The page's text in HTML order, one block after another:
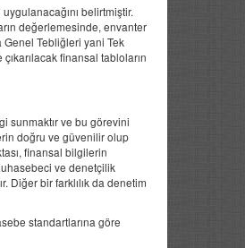
belirtmiştir.
değerlemesinde, envanter
Genel Tebliğleri yani Tek
finansal tabloların
sunmaktır ve bu görevini
doğru ve güvenilir olup
finansal bilgilerin
ve denetçilik
Diğer bir farklılık da denetim
standartlarına göre